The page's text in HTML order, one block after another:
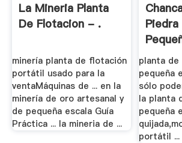
La Mineria Planta
De Flotacion - .
minería planta de flotación
portátil usado para la
ventaMáquinas de ... en la
minería de oro artesanal y
de pequeña escala Guía
Práctica ... la mineria de ...
Piedra
planta
pequeña
sólo
la planta
pequeña
portátil ...